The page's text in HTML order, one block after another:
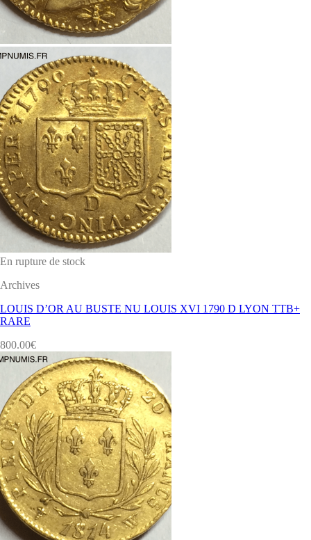
En rupture de stock
Archives
LOUIS D’OR AU BUSTE NU LOUIS XVI 1790 D LYON TTB+
RARE
800.00€